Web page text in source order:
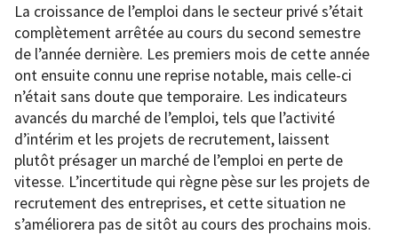
La croissance de l’emploi dans le secteur privé s’était
complètement arrêtée au cours du second semestre
de l’année dernière. Les premiers mois de cette année
ont ensuite connu une reprise notable, mais celle-ci
n’était sans doute que temporaire. Les indicateurs
avancés du marché de l’emploi, tels que l’activité
d’intérim et les projets de recrutement, laissent
plutôt présager un marché de l’emploi en perte de
vitesse. L’incertitude qui règne pèse sur les projets de
recrutement des entreprises, et cette situation ne
s’améliorera pas de sitôt au cours des prochains mois.